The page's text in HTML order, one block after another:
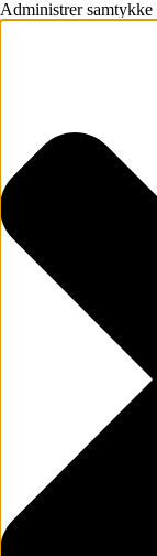
Administrer